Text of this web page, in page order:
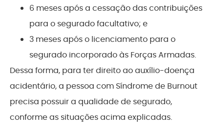
6 meses após a cessação das contribuições
para o segurado facultativo; e
3 meses após o licenciamento para o
segurado incorporado às Forças Armadas.
Dessa forma, para ter direito ao auxílio-doença
acidentário, a pessoa com Síndrome de Burnout
precisa possuir a qualidade de segurado,
conforme as situações acima explicadas.